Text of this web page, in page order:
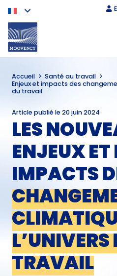
Accueil
Santé au travail
Enjeux et impacts des
du travail
Article publié le20 juin 2024
LES
ENJEUX ET
IMPACTS
L’UNIVERS
TRAVAIL